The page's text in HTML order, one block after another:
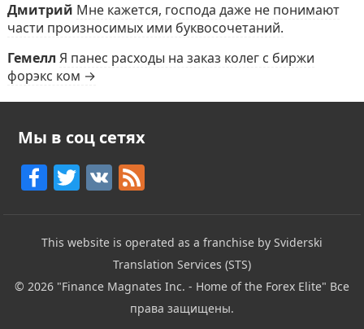
Дмитрий Мне кажется, господа даже не понимают
части произносимых ими буквосочетаний.
Гемелл Я панес расходы на заказ колег с биржи
форэкс ком →
Мы в соц сетях
F
c
e
b
T
itt
er
V F
e
d
This website is operated as a franchise by Sviderski
Translation Services (STS)
© 2026 "Finance Magnates Inc. - Home of the Forex Elite" Все
права защищены.